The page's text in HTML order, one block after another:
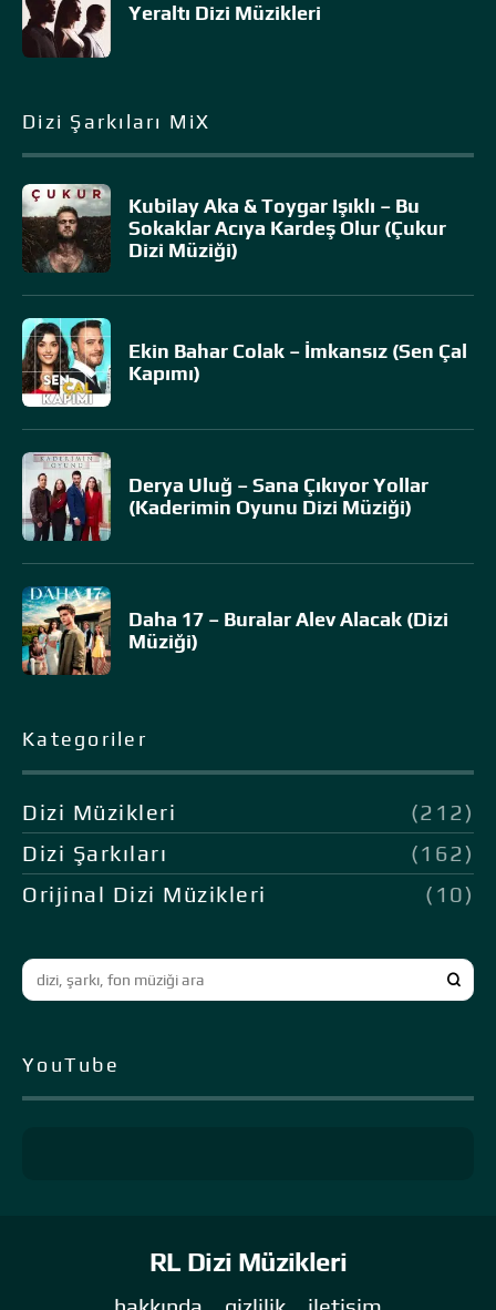
Yeraltı Dizi Müzikleri
Dizi Şarkıları MiX
Kubilay Aka & Toygar Işıklı – Bu
Sokaklar Acıya Kardeş Olur (Çukur
Dizi Müziği)
Ekin Bahar Colak – İmkansız (Sen Çal
Kapımı)
Derya Uluğ – Sana Çıkıyor Yollar
(Kaderimin Oyunu Dizi Müziği)
Daha 17 – Buralar Alev Alacak (Dizi
Müziği)
Kategoriler
Dizi Müzikleri
(212)
Dizi Şarkıları
(162)
Orijinal Dizi Müzikleri
(10)
YouTube
RL Dizi Müzikleri